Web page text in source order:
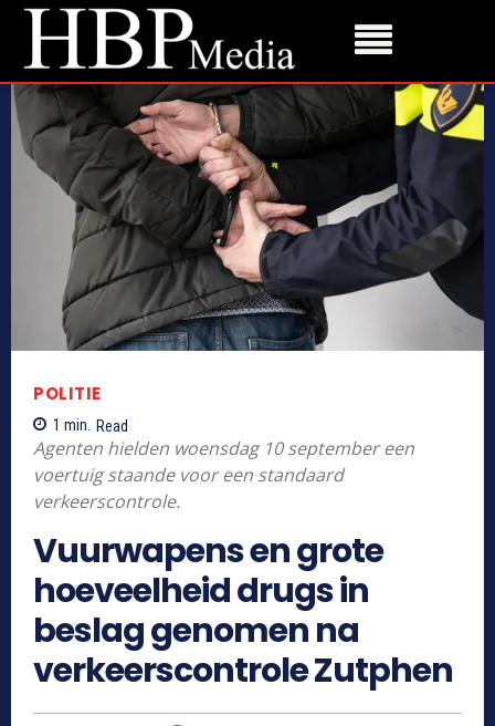
POLITIE
1 min. Read
Agenten hielden woensdag 10 september een
voertuig staande voor een standaard
verkeerscontrole.
Vuurwapens en grote
hoeveelheid drugs in
beslag genomen na
verkeerscontrole Zutphen